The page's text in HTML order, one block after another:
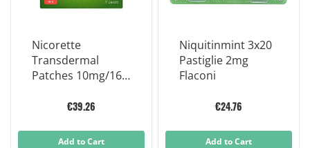
Nicorette
Transdermal
Patches 10mg/16H
€39.26
Add to Cart
Niquitinmint 3x20
Pastiglie 2mg
Flaconi
€24.76
Add to Cart